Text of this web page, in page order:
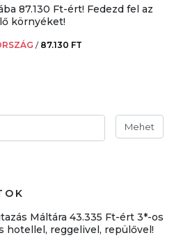
87.130 Ft-ért! Fedezd fel az
környéket!
/ 87.130 FT
Mehet
Máltára 43.335 Ft-ért 3*-os
hotellel, reggelivel, repülővel!